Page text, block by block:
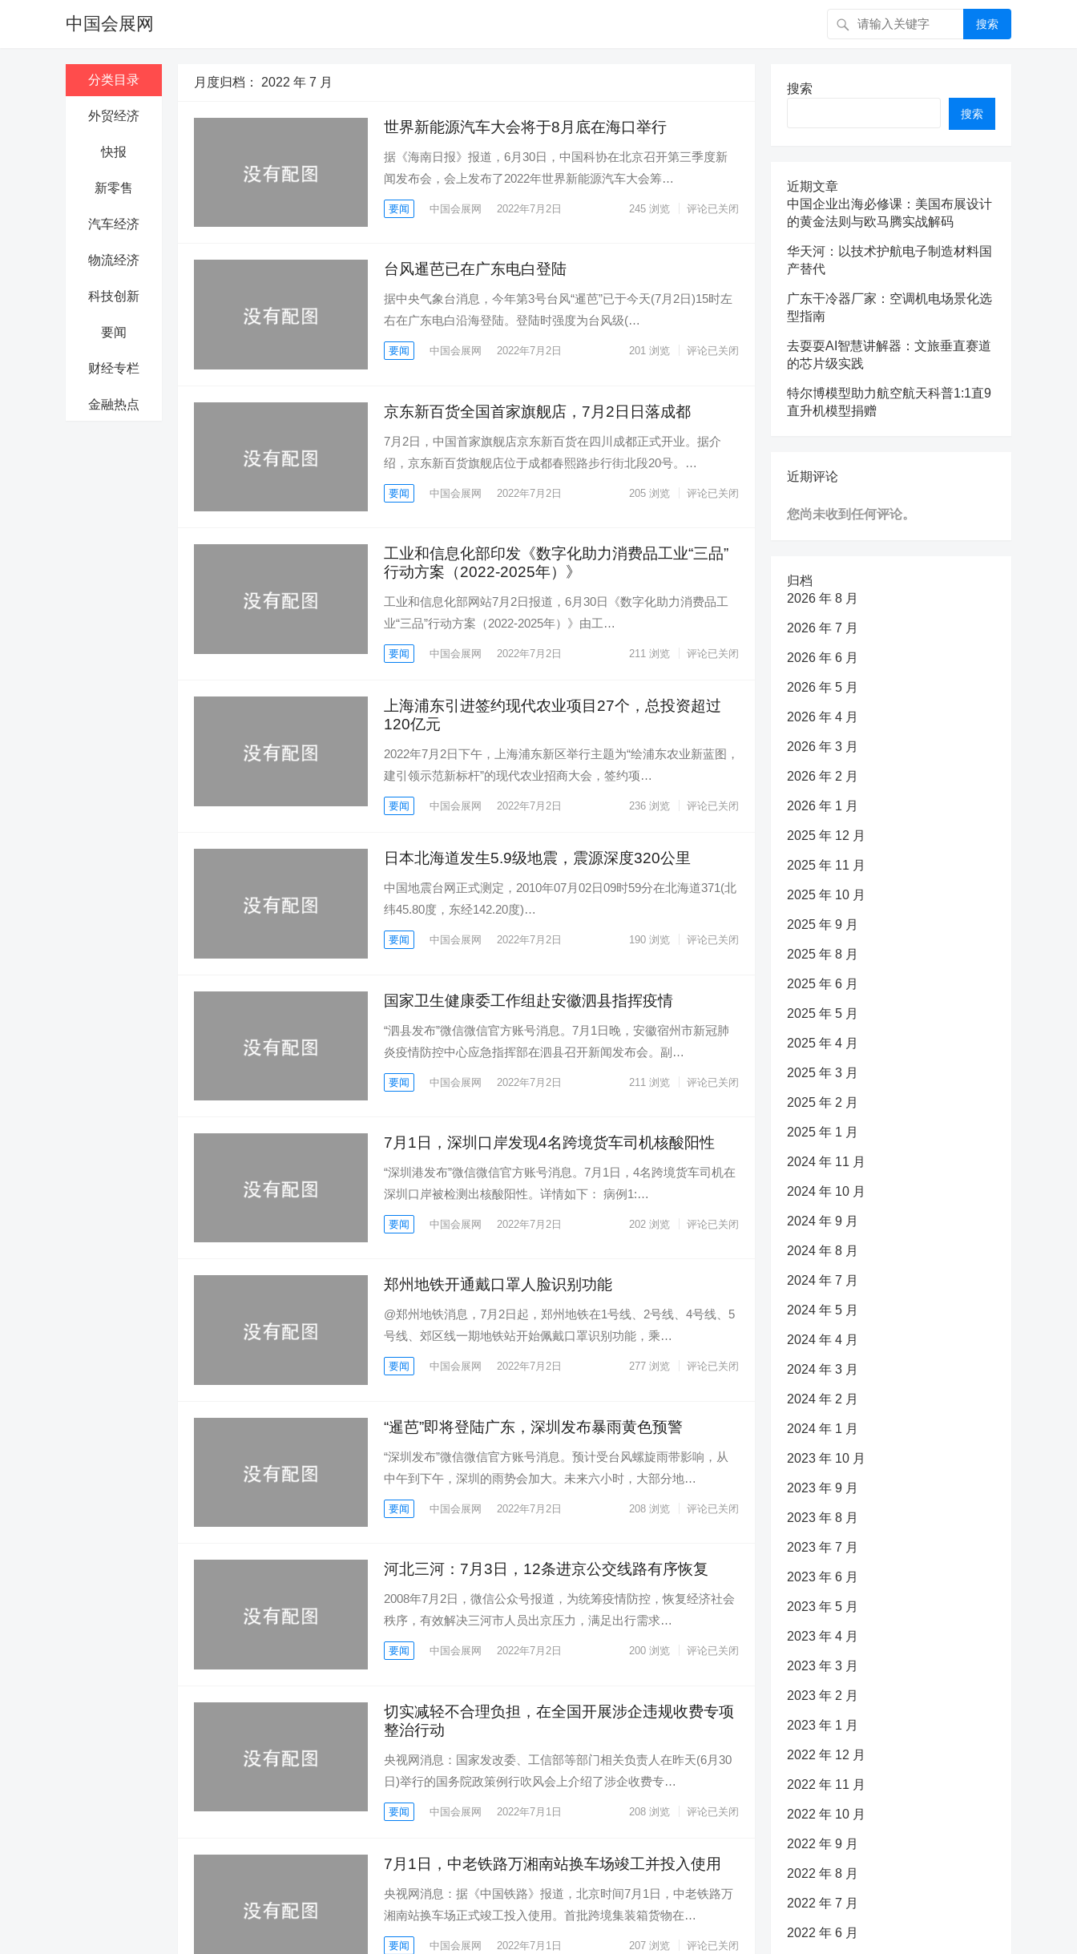
中国会展网 搜索
分类目录
外贸经济
快报
新零售
汽车经济
物流经济
科技创新
要闻
财经专栏
金融热点
月度归档： 2022 年 7 月
世界新能源汽车大会将于8月底在海口举行
据《海南日报》报道，6月30日，中国科协在北京召开第三季度新
闻发布会，会上发布了2022年世界新能源汽车大会筹…
要闻 中国会展网 2022年7月2日 245 浏览 评论已关闭
台风暹芭已在广东电白登陆
据中央气象台消息，今年第3号台风“暹芭”已于今天(7月2日)15时左
右在广东电白沿海登陆。登陆时强度为台风级(…
要闻 中国会展网 2022年7月2日 201 浏览 评论已关闭
京东新百货全国首家旗舰店，7月2日日落成都
7月2日，中国首家旗舰店京东新百货在四川成都正式开业。据介
绍，京东新百货旗舰店位于成都春熙路步行街北段20号。…
要闻 中国会展网 2022年7月2日 205 浏览 评论已关闭
工业和信息化部印发《数字化助力消费品工业“三品”
行动方案（2022-2025年）》
工业和信息化部网站7月2日报道，6月30日《数字化助力消费品工
业“三品”行动方案（2022-2025年）》由工…
要闻 中国会展网 2022年7月2日 211 浏览 评论已关闭
上海浦东引进签约现代农业项目27个，总投资超过
120亿元
2022年7月2日下午，上海浦东新区举行主题为“绘浦东农业新蓝图，
建引领示范新标杆”的现代农业招商大会，签约项…
要闻 中国会展网 2022年7月2日 236 浏览 评论已关闭
日本北海道发生5.9级地震，震源深度320公里
中国地震台网正式测定，2010年07月02日09时59分在北海道371(北
纬45.80度，东经142.20度)…
要闻 中国会展网 2022年7月2日 190 浏览 评论已关闭
国家卫生健康委工作组赴安徽泗县指挥疫情
“泗县发布”微信微信官方账号消息。7月1日晚，安徽宿州市新冠肺
炎疫情防控中心应急指挥部在泗县召开新闻发布会。副…
要闻 中国会展网 2022年7月2日 211 浏览 评论已关闭
7月1日，深圳口岸发现4名跨境货车司机核酸阳性
“深圳港发布”微信微信官方账号消息。7月1日，4名跨境货车司机在
深圳口岸被检测出核酸阳性。详情如下： 病例1:…
要闻 中国会展网 2022年7月2日 202 浏览 评论已关闭
郑州地铁开通戴口罩人脸识别功能
@郑州地铁消息，7月2日起，郑州地铁在1号线、2号线、4号线、5
号线、郊区线一期地铁站开始佩戴口罩识别功能，乘…
要闻 中国会展网 2022年7月2日 277 浏览 评论已关闭
“暹芭”即将登陆广东，深圳发布暴雨黄色预警
“深圳发布”微信微信官方账号消息。预计受台风螺旋雨带影响，从
中午到下午，深圳的雨势会加大。未来六小时，大部分地…
要闻 中国会展网 2022年7月2日 208 浏览 评论已关闭
河北三河：7月3日，12条进京公交线路有序恢复
2008年7月2日，微信公众号报道，为统筹疫情防控，恢复经济社会
秩序，有效解决三河市人员出京压力，满足出行需求…
要闻 中国会展网 2022年7月2日 200 浏览 评论已关闭
切实减轻不合理负担，在全国开展涉企违规收费专项
整治行动
央视网消息：国家发改委、工信部等部门相关负责人在昨天(6月30
日)举行的国务院政策例行吹风会上介绍了涉企收费专…
要闻 中国会展网 2022年7月1日 208 浏览 评论已关闭
7月1日，中老铁路万湘南站换车场竣工并投入使用
央视网消息：据《中国铁路》报道，北京时间7月1日，中老铁路万
湘南站换车场正式竣工投入使用。首批跨境集装箱货物在…
要闻 中国会展网 2022年7月1日 207 浏览 评论已关闭
搜索
搜索
近期文章
中国企业出海必修课：美国布展设计
的黄金法则与欧马腾实战解码
华天河：以技术护航电子制造材料国
产替代
广东干冷器厂家：空调机电场景化选
型指南
去耍耍AI智慧讲解器：文旅垂直赛道
的芯片级实践
特尔博模型助力航空航天科普1:1直9
直升机模型捐赠
近期评论
您尚未收到任何评论。
归档
2026 年 8 月
2026 年 7 月
2026 年 6 月
2026 年 5 月
2026 年 4 月
2026 年 3 月
2026 年 2 月
2026 年 1 月
2025 年 12 月
2025 年 11 月
2025 年 10 月
2025 年 9 月
2025 年 8 月
2025 年 6 月
2025 年 5 月
2025 年 4 月
2025 年 3 月
2025 年 2 月
2025 年 1 月
2024 年 11 月
2024 年 10 月
2024 年 9 月
2024 年 8 月
2024 年 7 月
2024 年 5 月
2024 年 4 月
2024 年 3 月
2024 年 2 月
2024 年 1 月
2023 年 10 月
2023 年 9 月
2023 年 8 月
2023 年 7 月
2023 年 6 月
2023 年 5 月
2023 年 4 月
2023 年 3 月
2023 年 2 月
2023 年 1 月
2022 年 12 月
2022 年 11 月
2022 年 10 月
2022 年 9 月
2022 年 8 月
2022 年 7 月
2022 年 6 月